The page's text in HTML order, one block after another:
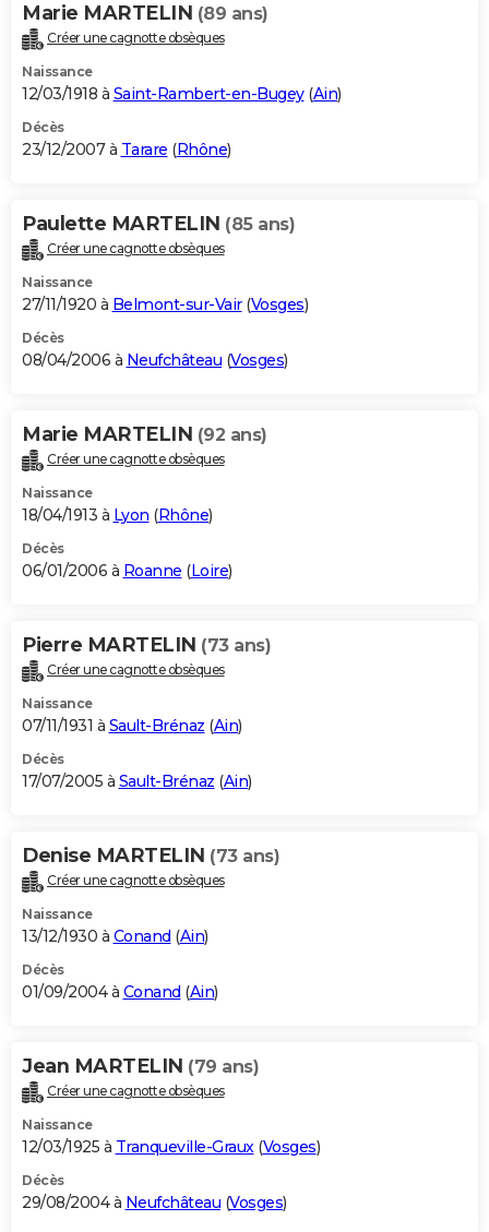
Marie MARTELIN (89 ans)
Créer une cagnotte obsèques
Naissance
12/03/1918 à Saint-Rambert-en-Bugey(Ain)
Décès
23/12/2007 à Tarare (Rhône)
Paulette MARTELIN (85 ans)
Créer une cagnotte obsèques
Naissance
27/11/1920 à Belmont-sur-Vair(Vosges)
Décès
08/04/2006 à Neufchâteau (Vosges)
Marie MARTELIN (92 ans)
Créer une cagnotte obsèques
Naissance
18/04/1913 à Lyon (Rhône)
Décès
06/01/2006 à Roanne (Loire)
Pierre MARTELIN (73 ans)
Créer une cagnotte obsèques
Naissance
07/11/1931 à Sault-Brénaz (Ain)
Décès
17/07/2005 à Sault-Brénaz (Ain)
Denise MARTELIN (73 ans)
Créer une cagnotte obsèques
Naissance
13/12/1930 à Conand (Ain)
Décès
01/09/2004 à Conand (Ain)
Jean MARTELIN (79 ans)
Créer une cagnotte obsèques
Naissance
12/03/1925 à Tranqueville-Graux (Vosges)
Décès
29/08/2004 à Neufchâteau (Vosges)